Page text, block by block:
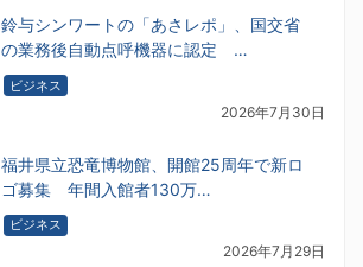
鈴与シンワートの「あさレポ」、国交省
の業務後自動点呼機器に認定 …
ビジネス
2026年7月30日
福井県立恐竜博物館、開館25周年で新ロ
ゴ募集 年間入館者130万…
ビジネス
2026年7月29日